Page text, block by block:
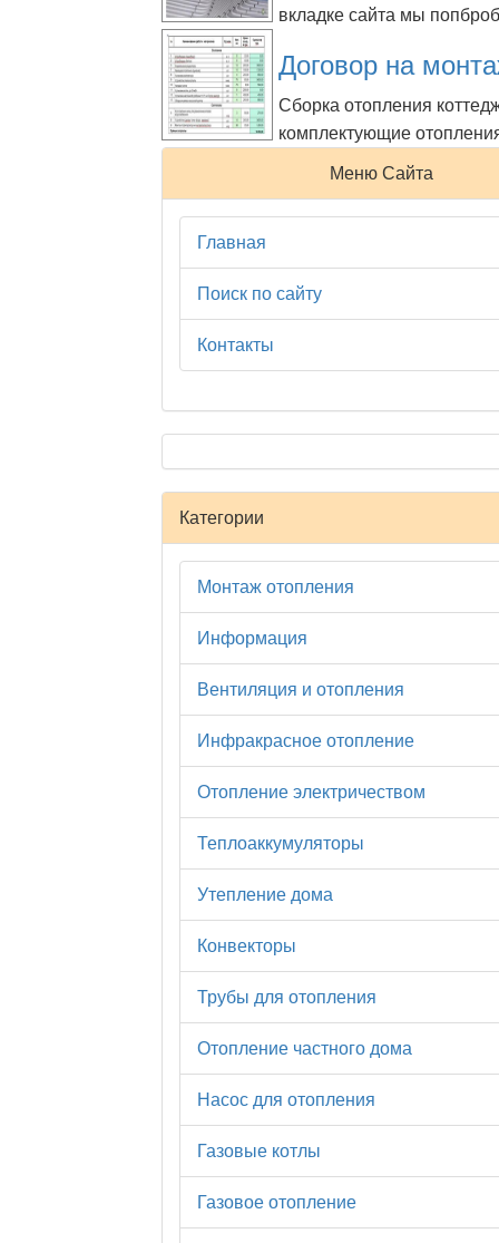
вкладке сайта мы
Договор на
Сборка отопления
комплектующие
Меню Сайта
Главная
Поиск по сайту
Контакты
Категории
Монтаж отопления
Информация
Вентиляция и отопления
Инфракрасное отопление
Отопление электричеством
Теплоаккумуляторы
Утепление дома
Конвекторы
Трубы для отопления
Отопление частного дома
Насос для отопления
Газовые котлы
Газовое отопление